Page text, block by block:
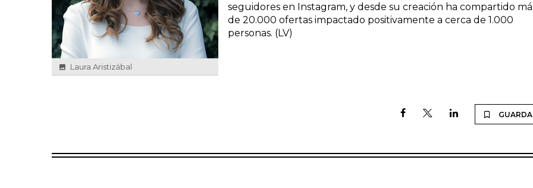
Laura Aristizábal
seguidores en Instagram, y desde su creación ha compartido
de 20.000 ofertas impactado positivamente a cerca de 1.000
personas. (LV)